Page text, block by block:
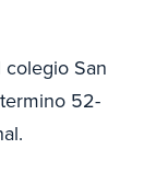
San
52-